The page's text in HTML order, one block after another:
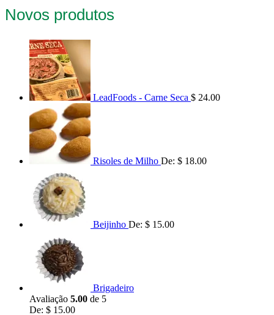
Novos produtos
LeadFoods - Carne Seca $ 24.00
Risoles de Milho De: $ 18.00
Beijinho De: $ 15.00
Brigadeiro
Avaliação 5.00 de 5
De: $ 15.00